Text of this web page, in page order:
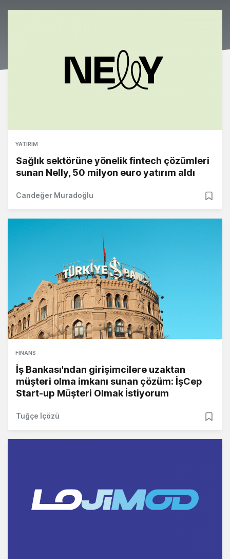
YATIRIM
Sağlık sektörüne yönelik fintech çözümleri
sunan Nelly, 50 milyon euro yatırım aldı
Candeğer Muradoğlu
FINANS
İş Bankası'ndan girişimcilere uzaktan
müşteri olma imkanı sunan çözüm: İşCep
Start-up Müşteri Olmak İstiyorum
Tuğçe İçözü